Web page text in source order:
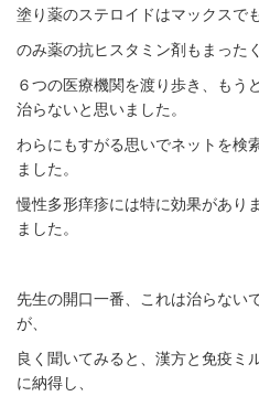
塗り薬のステロイドはマックスで
のみ薬の抗ヒスタミン剤もまった
６つの医療機関を渡り歩き、もう
治らないと思いました。
わらにもすがる思いでネットを検
ました。
慢性多形痒疹には特に効果があり
ました。
先生の開口一番、これは治らない
が、
良く聞いてみると、漢方と免疫ミ
に納得し、